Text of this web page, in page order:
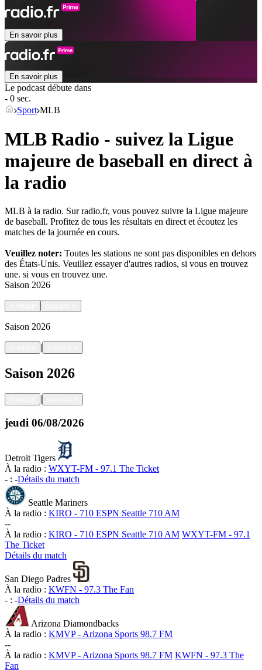
En savoir plus
En savoir plus
Le podcast débute dans
- 0 sec.
Sport MLB
MLB Radio - suivez la Ligue
majeure de baseball en direct à
la radio
MLB à la radio. Sur radio.fr, vous pouvez suivre la Ligue majeure
de baseball. Profitez de tous les résultats en direct et écoutez les
matches de la journée en cours.
Veuillez noter: Toutes les stations ne sont pas disponibles en dehors
des États-Unis. Veuillez essayer d'autres radios, si vous en trouvez
une. si vous en trouvez une.
Saison 2026
Saison 2026
|
Saison 2026
|
jeudi 06/08/2026
Detroit Tigers
À la radio : WXYT-FM - 97.1 The Ticket
- : -Détails du match
Seattle Mariners
À la radio : KIRO - 710 ESPN Seattle 710 AM
--
À la radio : KIRO - 710 ESPN Seattle 710 AM WXYT-FM - 97.1
The Ticket
Détails du match
San Diego Padres
À la radio : KWFN - 97.3 The Fan
- : -Détails du match
Arizona Diamondbacks
À la radio : KMVP - Arizona Sports 98.7 FM
--
À la radio : KMVP - Arizona Sports 98.7 FM KWFN - 97.3 The
Fan